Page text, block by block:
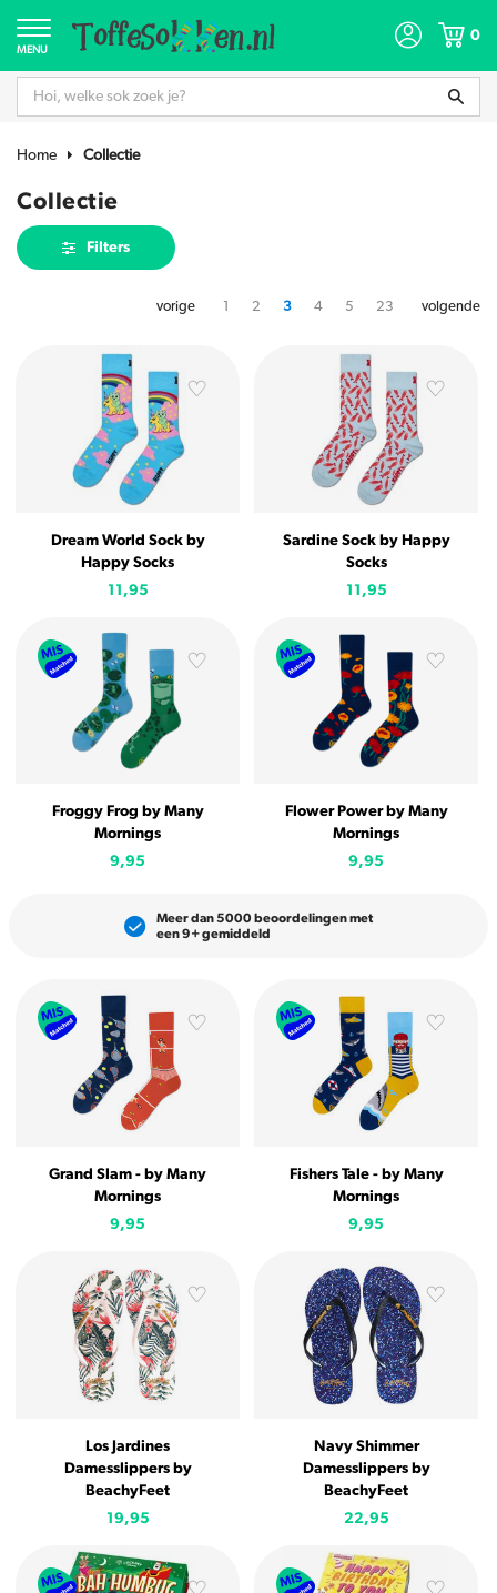
MENU
0
Home Collectie
Collectie
Filters
vorige 1 2 3 4 5 23 volgende
Dream World Sock by
Happy Socks
11,95
Sardine Sock by Happy
Socks
11,95
Froggy Frog by Many
Mornings
9,95
Flower Power by Many
Mornings
9,95
Grand Slam - by Many
Mornings
9,95
Fishers Tale - by Many
Mornings
9,95
Los Jardines
Damesslippers by
BeachyFeet
19,95
Navy Shimmer
Damesslippers by
BeachyFeet
22,95
Meer dan 5000 beoordelingen met
een 9+ gemiddeld